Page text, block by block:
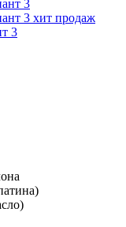
хит продаж
3